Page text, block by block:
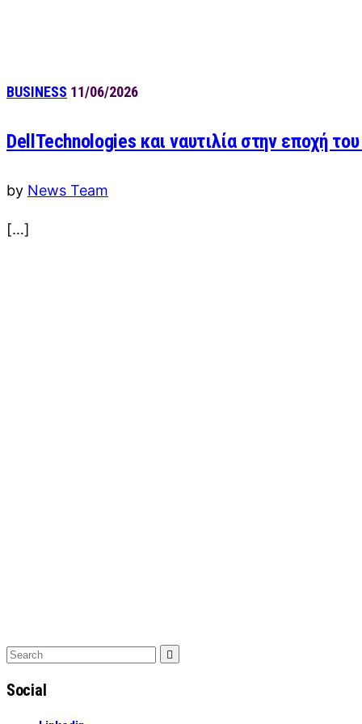
BUSINESS 11/06/2026
DellTechnologies και ναυτιλία στην εποχή
by News Team
[…]
Search
Social